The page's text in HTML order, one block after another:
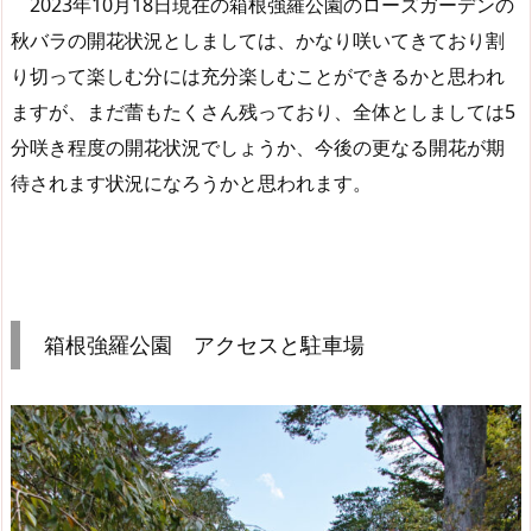
2023年10月18日現在の箱根強羅公園のローズガーデンの
秋バラの開花状況としましては、かなり咲いてきており割
り切って楽しむ分には充分楽しむことができるかと思われ
ますが、まだ蕾もたくさん残っており、全体としましては5
分咲き程度の開花状況でしょうか、今後の更なる開花が期
待されます状況になろうかと思われます。
箱根強羅公園 アクセスと駐車場